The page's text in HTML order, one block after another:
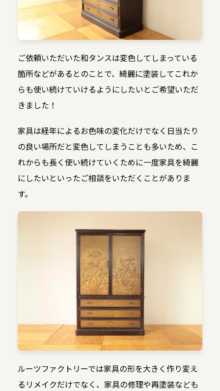
ご依頼いただいた和タンスは変色してしまっている
箇所などがあるとのことで、綺麗に塗装してこれか
らも使い続けていけるようにしたいとご希望いただ
きました！
家具は経年によるお色味の変化だけでなく日当たり
の良い場所だと変色してしまうことも多いため、こ
れからも長く使い続けていくために一度家具を綺麗
にしたいといったご相談をいただくことがありま
す。
ルーツファクトリーでは家具の形を大きく作り変え
るリメイクだけでなく、家具の修理や再塗装なども